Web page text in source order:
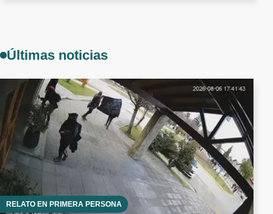
Últimas noticias
RELATO EN PRIMERA PERSONA